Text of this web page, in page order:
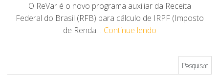
O ReVar é o novo programa auxiliar da Receita
Federal do Brasil (RFB) para cálculo de IRPF (Imposto
de Renda… Continue lendo